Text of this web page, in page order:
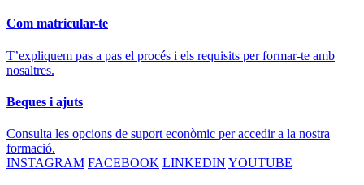
Com matricular-te
T’expliquem pas a pas el procés i els requisits per formar-te amb
nosaltres.
Beques i ajuts
Consulta les opcions de suport econòmic per accedir a la nostra
formació.
INSTAGRAM FACEBOOK LINKEDIN YOUTUBE